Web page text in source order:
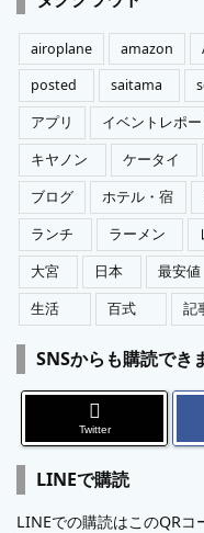
リ
ー
airoplane amazon
posted
saitama
アプリ
イベントレポー
キヤノン
ケータイ
ブログ
ホテル・宿
ランチ
ラーメン
大宮
日本 最安値
生活
百式 記
SNSからも購読でき
Twitter
LINEで購読
LINEでの購読はこのQRコ